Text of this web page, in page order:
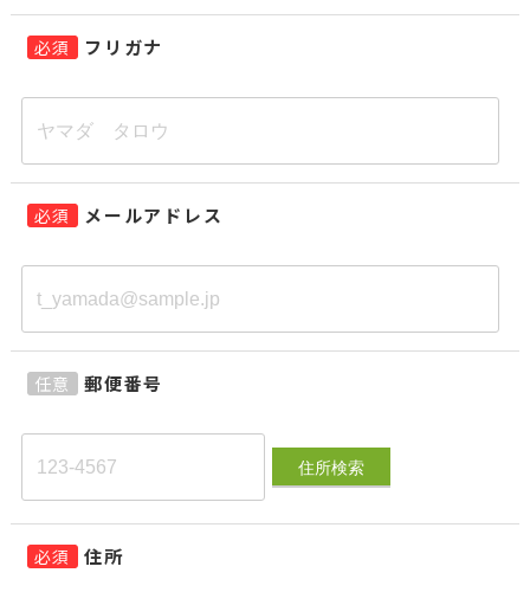
必須 フリガナ
必須 メールアドレス
任意 郵便番号
住所検索
必須 住所